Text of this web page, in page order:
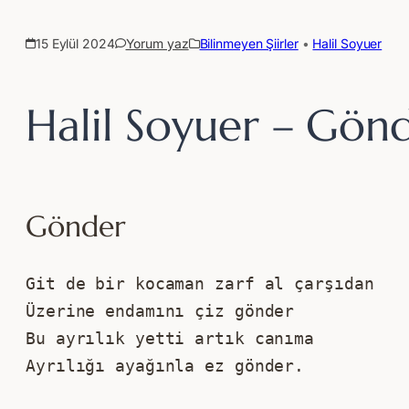
15 Eylül 2024 Yorum yaz Bilinmeyen Şiirler • Halil Soyuer
Halil Soyuer –
Gönder
Git de bir kocaman zarf al çarşıdan
Üzerine endamını çiz gönder
Bu ayrılık yetti artık canıma
Ayrılığı ayağınla ez gönder.